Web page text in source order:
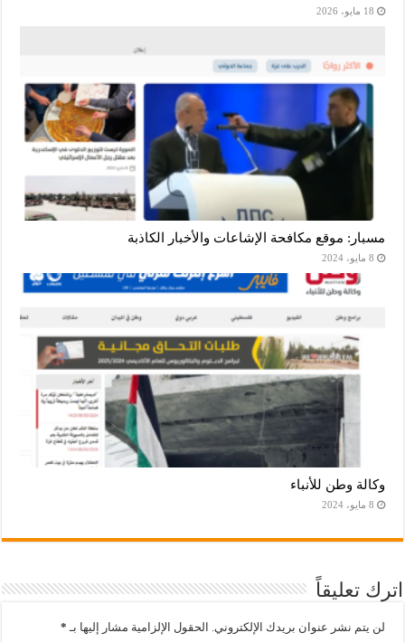
18 مايو، 2026
مسبار: موقع مكافحة الإشاعات والأخبار الكاذبة
8 مايو، 2024
وكالة وطن للأنباء
8 مايو، 2024
اترك تعليقاً
لن يتم نشر عنوان بريدك الإلكتروني. الحقول الإلزامية مشار إليها بـ *